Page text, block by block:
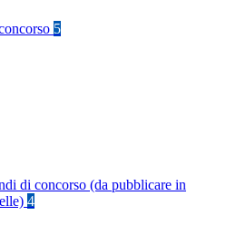
5
di concorso (da pubblicare in
4